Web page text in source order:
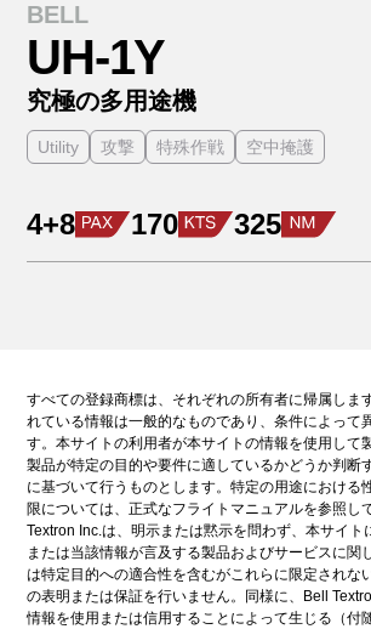
BELL
UH-1Y
究極の多用途機
Utility 攻撃 特殊作戦 空中掩護
4+8 170 325
すべての登録商標は、それぞれの所有者に帰属しま
れている情報は一般的なものであり、条件によって
す。本サイトの利用者が本サイトの情報を使用して
製品が特定の目的や要件に適しているかどうか判断
に基づいて行うものとします。特定の用途における
限については、正式なフライトマニュアルを参照し
Textron Inc.は、明示または黙示を問わず、本サイト
または当該情報が言及する製品およびサービスに関
は特定目的への適合性を含むがこれらに限定されな
の表明または保証を行いません。同様に、Bell
情報を使用または信用することによって生じる（付